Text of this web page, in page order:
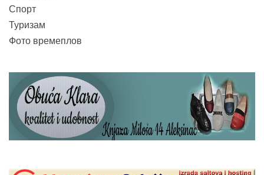
Спорт
Туризам
Фото времеплов